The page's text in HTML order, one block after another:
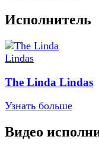
Исполнитель
The Linda Lindas
Узнать больше
Видео